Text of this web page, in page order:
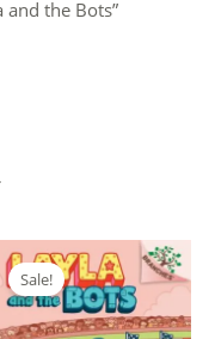
and the Bots”
Sale!